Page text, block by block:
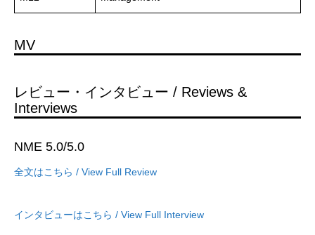
MV
レビュー・インタビュー / Reviews &
Interviews
NME 5.0/5.0
全文はこちら / View Full Review
インタビューはこちら / View Full Interview